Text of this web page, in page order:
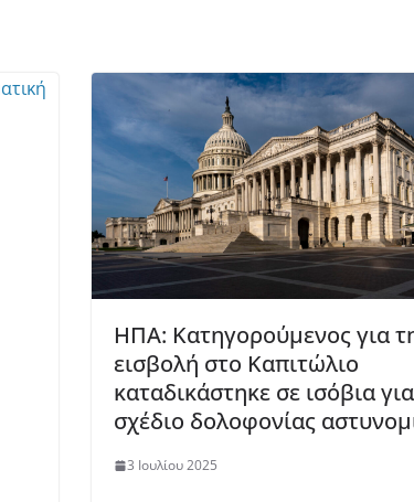
ΗΠΑ: Κατηγορούμενος για
εισβολή στο Καπιτώλιο
καταδικάστηκε σε ισόβια για
σχέδιο δολοφονίας
3 Ιουλίου 2025